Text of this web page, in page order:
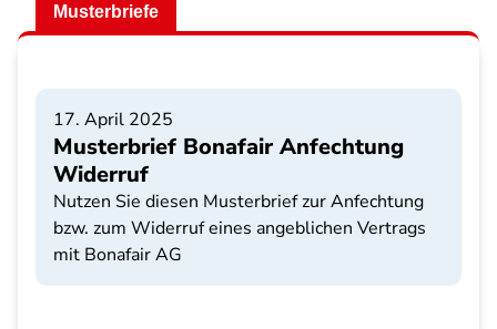
Musterbriefe
17. April 2025
Musterbrief Bonafair Anfechtung
Widerruf
Nutzen Sie diesen Musterbrief zur Anfechtung
bzw. zum Widerruf eines angeblichen Vertrags
mit Bonafair AG